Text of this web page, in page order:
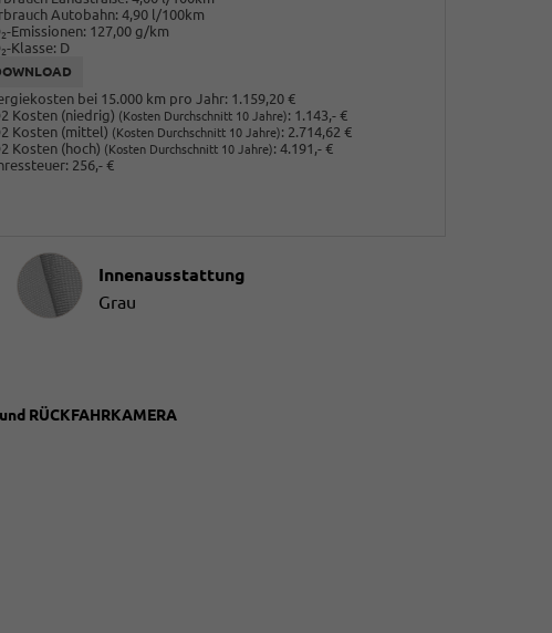
Autobahn: 4,90 l/100km
2-Emissionen: 127,00 g/km
2-Klasse: D
bei 15.000 km pro Jahr: 1.159,20 €
Kosten (niedrig) (Kosten Durchschnitt 10 Jahre): 1.143,- €
Kosten (mittel) (Kosten Durchschnitt 10 Jahre): 2.714,62 €
Kosten (hoch) (Kosten Durchschnitt 10 Jahre): 4.191,- €
256,- €
Innenausstattung
Innenausstattung
Grau
RÜCKFAHRKAMERA